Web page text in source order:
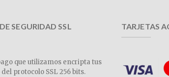
SEGURIDAD SSL
que utilizamos encripta tus
protocolo SSL 256 bits.
TARJETAS